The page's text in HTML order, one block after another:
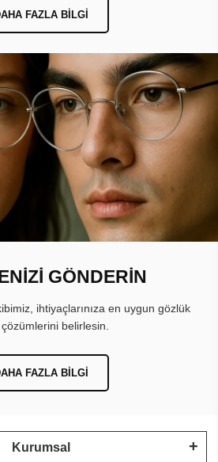
FAZLA BILGI
GÖNDERİN
ihtiyaçlarınıza en uygun gözlük
çözümlerini belirlesin.
FAZLA BILGI
Kurumsal